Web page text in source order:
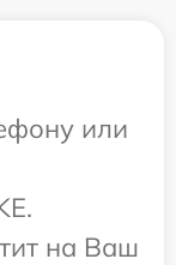
или
на Ваш